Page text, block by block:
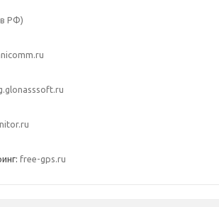
РФ)
free-gps.ru